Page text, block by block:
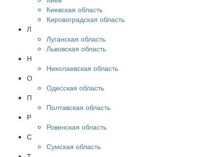
Киевская область
Кировоградская область
Л
Луганская область
Львовская область
Н
Николаевская область
О
Одесская область
П
Полтавская область
Р
Ровенская область
С
Сумская область